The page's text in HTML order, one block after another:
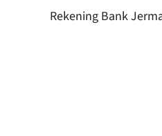
Rekening Bank